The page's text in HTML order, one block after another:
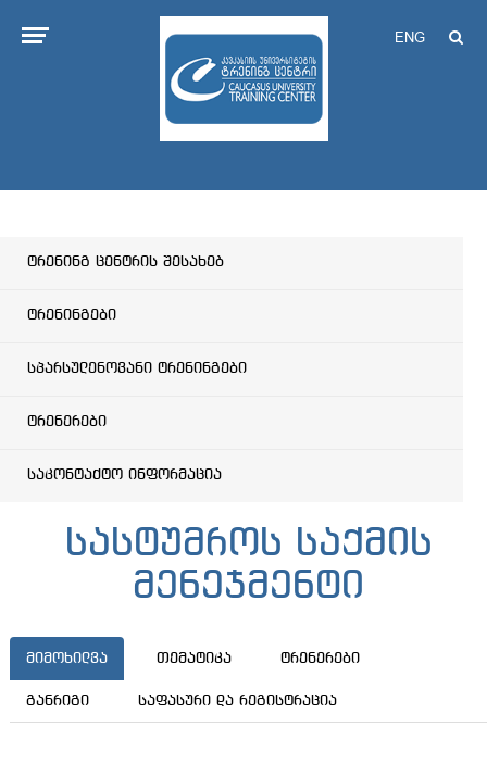
ENG
ტრენინგ ცენტრის შესახებ
ტრენინგები
სპარსულენოვანი ტრენინგები
ტრენერები
საკონტაქტო ინფორმაცია
სასტუმროს საქმის
მენეჯმენტი
მიმოხილვა თემატიკა ტრენერები
განრიგი საფასური და რეგისტრაცია